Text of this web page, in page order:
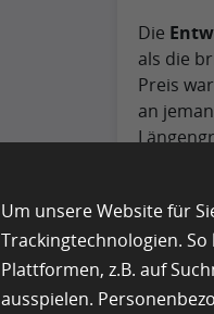
Die
als die
Preis
an
1783
Soda
Um unsere Website für
Trackingtechnologien.
Plattformen, z.B. auf
ausspielen.